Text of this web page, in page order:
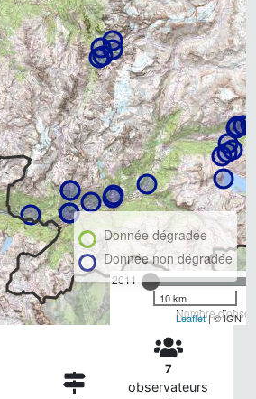
2011
Nombre
Donnée dégradée
Donnée non dégradée
10 km
Leaflet| © IGN
7
observateurs